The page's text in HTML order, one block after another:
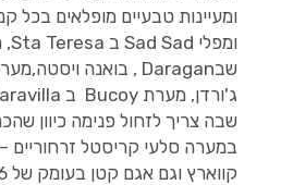
שבה צריך לזחול פנימה כיוון
במערה סלעי קריסטל זרחוריים